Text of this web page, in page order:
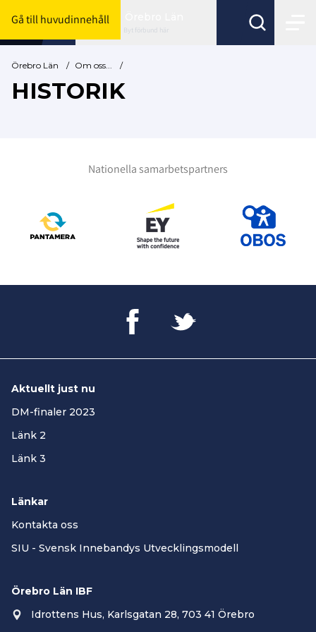
Gå till huvudinnehåll
Byt förbund här
Örebro Län / Om oss... /
HISTORIK
Nationella samarbetspartners
Aktuellt just nu
DM-finaler 2023
Länk 2
Länk 3
Länkar
Kontakta oss
SIU - Svensk Innebandys Utvecklingsmodell
Örebro Län IBF
Idrottens Hus, Karlsgatan 28, 703 41 Örebro